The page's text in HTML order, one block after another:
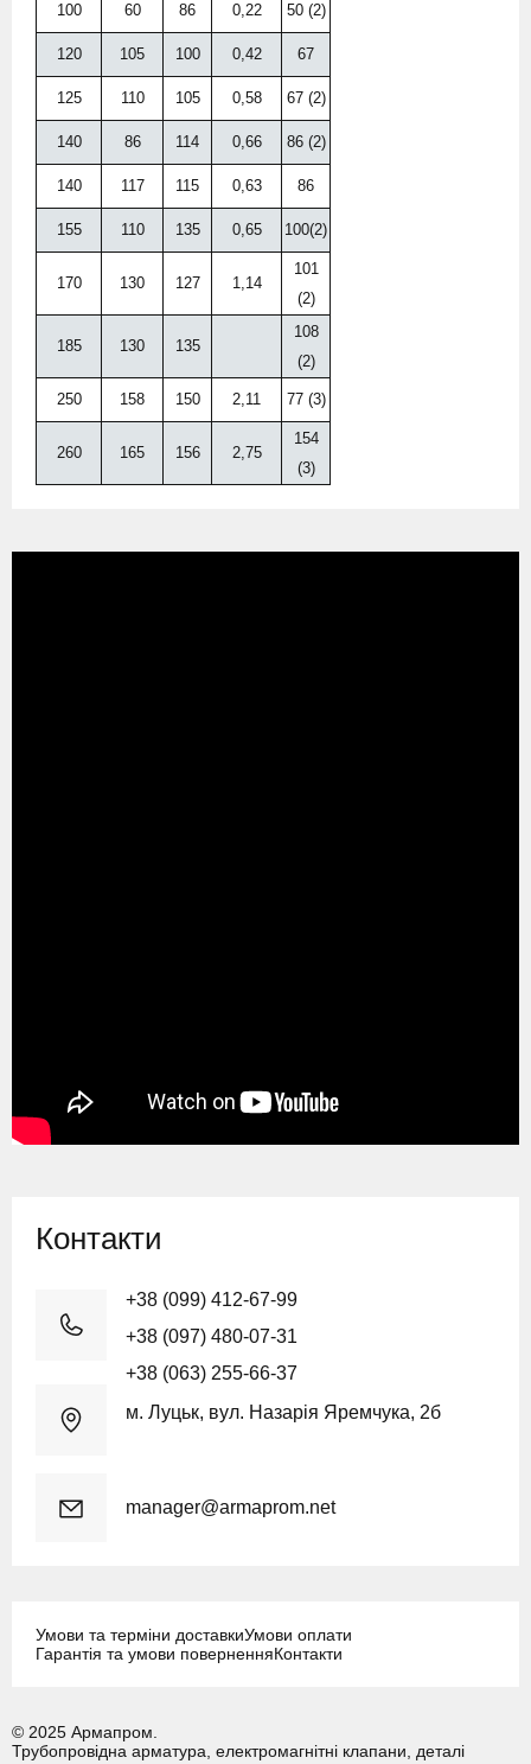
100 60 86 0,22 50 (2)
120 105 100 0,42 67
125 110 105 0,58 67 (2)
140 86 114 0,66 86 (2)
140 117 115 0,63 86
155 110 135 0,65 100(2)
170 130 127 1,14
101
(2)
185 130 135
108
(2)
250 158 150 2,11 77 (3)
260 165 156 2,75
154
(3)
Контакти
+38 (099) 412-67-99
+38 (097) 480-07-31
+38 (063) 255-66-37
м. Луцьк, вул. Назарія Яремчука, 2б
manager@armaprom.net
Умови та терміни доставкиУмови оплати
Гарантія та умови поверненняКонтакти
© 2025 Армапром.
Трубопровідна арматура, електромагнітні клапани, деталі